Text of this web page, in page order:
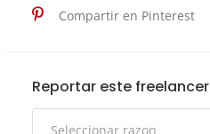
Compartir en Pinterest
Reportar este freelancer